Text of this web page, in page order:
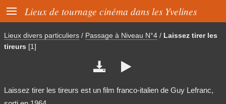
 Lieux de tournage cinéma dans les Yvelines
Lieux divers particuliers / Passage à Niveau N°4 / Laissez tirer les
tireurs [1]
 
Laissez tirer les tireurs est un film franco-italien de Guy Lefranc,